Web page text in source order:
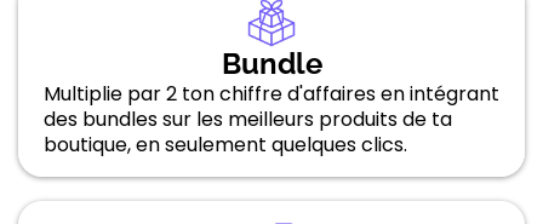
Bundle
Multiplie par 2 ton chiffre d'affaires en intégrant
des bundles sur les meilleurs produits de ta
boutique, en seulement quelques clics.